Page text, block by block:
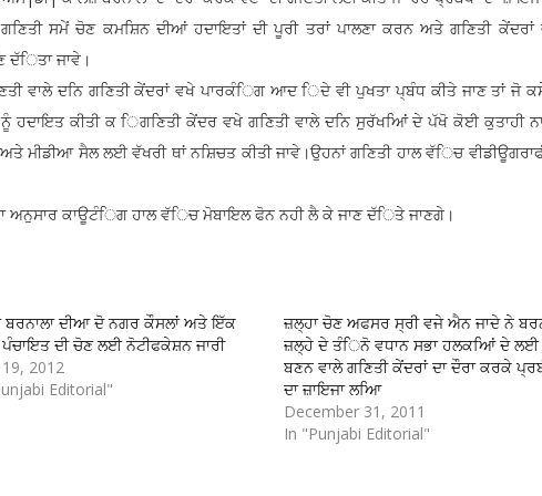
ਸਮੇਂ ਚੋਣ ਕਮਸ਼ਿਨ ਦੀਆਂ ਹਦਾਇਤਾਂ ਦੀ ਪੂਰੀ ਤਰਾਂ ਪਾਲਣਾ ਕਰਨ ਅਤੇ ਗਣਿਤੀ
ਦੱਿਤਾ ਜਾਵੇ।
ਵਾਲੇ ਦਨਿ ਗਣਿਤੀ ਕੇਂਦਰਾਂ ਵਖੇ ਪਾਰਕੰਿਗ ਆਦ ਿਦੇ ਵੀ ਪੁਖਤਾ ਪ੍ਬੰਧ ਕੀਤੇ ਜਾਣ ਤਾਂ ਜੋ
ਕੀਤੀ ਕ ਿਗਣਿਤੀ ਕੇਂਦਰ ਵਖੇ ਗਣਿਤੀ ਵਾਲੇ ਦਨਿ ਸੁਰੱਖਆਿਂ ਦੇ ਪੱਖੋ ਕੋਈ ਕੁਤਾਹੀ ਨਾ
ਸੈਲ ਲਈ ਵੱਖਰੀ ਥਾਂ ਨਸ਼ਿਚਤ ਕੀਤੀ ਜਾਵੇ।ਉਹਨਾਂ ਗਣਿਤੀ ਹਾਲ ਵੱਿਚ
ਅਨੁਸਾਰ ਕਾਊਟੰਿਗ ਹਾਲ ਵੱਿਚ ਮੋਬਾਇਲ ਫੋਨ ਨਹੀ ਲੈ ਕੇ ਜਾਣ ਦੱਿਤੇ ਜਾਣਗੇ।
ਬਰਨਾਲਾ ਦੀਆ ਦੋ ਨਗਰ ਕੌਸਲਾਂ ਅਤੇ ਇੱਕ
ਦੀ ਚੋਣ ਲਈ ਨੋਟੀਫਕੇਸ਼ਨ ਜਾਰੀ
2012
Editorial"
ਜ਼ਲ੍ਹਾ ਚੋਣ ਅਫਸਰ ਸ੍ਰੀ ਵਜੇ ਐਨ ਜਾਦੇ ਨੇ
ਜ਼ਲ੍ਹੇ ਦੇ ਤੰਿਨੋ ਵਧਾਨ ਸਭਾ ਹਲਕਆਿਂ ਦੇ ਲਈ
ਬਣਨ ਵਾਲੇ ਗਣਿਤੀ ਕੇਂਦਰਾਂ ਦਾ ਦੌਰਾ ਕਰਕੇ
ਦਾ ਜ਼ਾਇਜਾ ਲਆਿ
December 31, 2011
In "Punjabi Editorial"